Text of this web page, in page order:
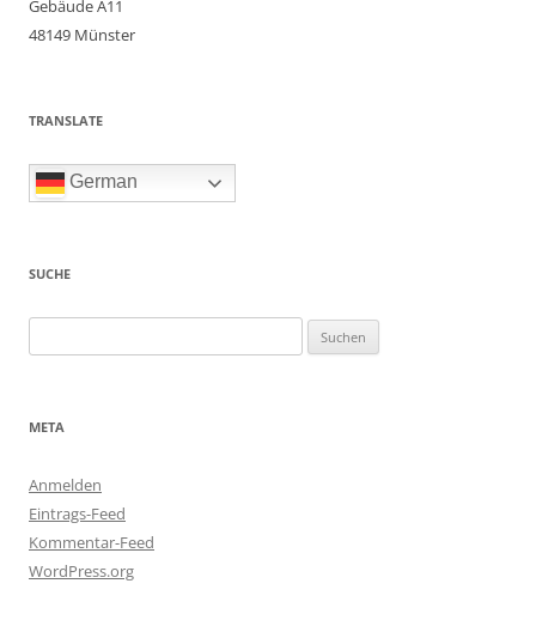
Gebäude A11
48149 Münster
TRANSLATE
German
SUCHE
nach:
META
Anmelden
Eintrags-Feed
Kommentar-Feed
WordPress.org